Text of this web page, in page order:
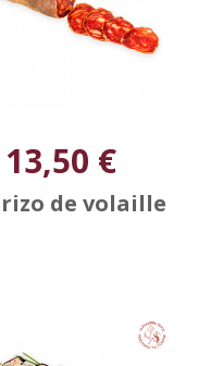
13,50 €
de volaille